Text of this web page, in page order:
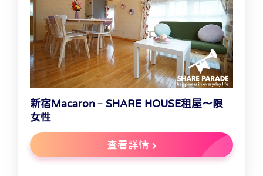
新宿Macaron﹣SHARE HOUSE租屋～限
女性
查看詳情